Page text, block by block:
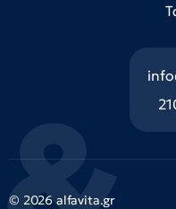
© 2026 alfavita.gr